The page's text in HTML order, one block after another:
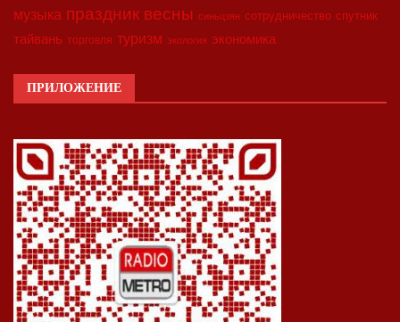
музыка праздник весны синьцзян сотрудничество спутник
тайвань торговля туризм экология экономика
ПРИЛОЖЕНИЕ